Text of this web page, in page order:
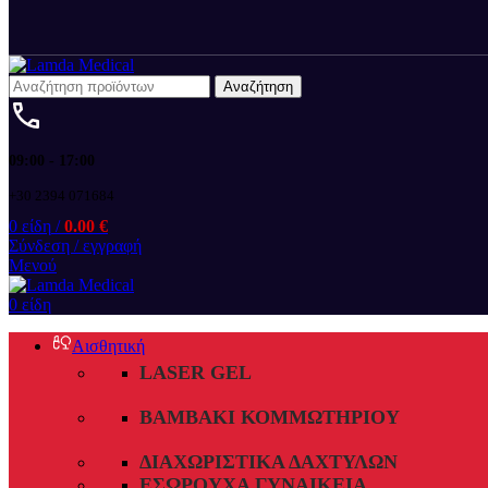
Αναζήτηση
09:00 - 17:00
+30 2394 071684
0 είδη / 0.00 €
Σύνδεση / εγγραφή
Μενού
0 είδη
Αισθητική
LASER GEL
ΒΑΜΒΆΚΙ ΚΟΜΜΩΤΗΡΊΟΥ
ΔΙΑΧΩΡΙΣΤΙΚΆ ΔΑΧΤΎΛΩΝ